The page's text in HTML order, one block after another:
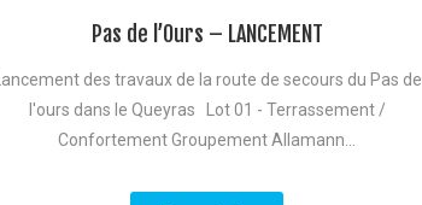
Pas de l’Ours – LANCEMENT
Lancement des travaux de la route de secours du Pas de
l'ours dans le Queyras Lot 01 - Terrassement /
Confortement Groupement Allamann...